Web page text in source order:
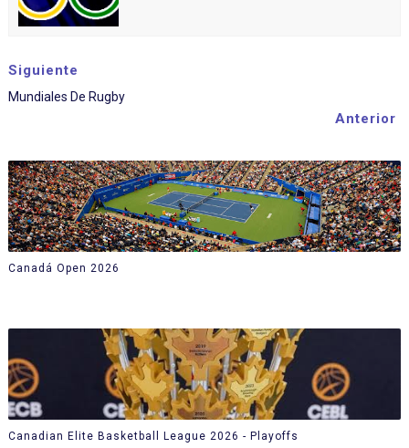
Siguiente
Mundiales De Rugby
Anterior
Canadá Open 2026
Canadian Elite Basketball League 2026 - Playoffs